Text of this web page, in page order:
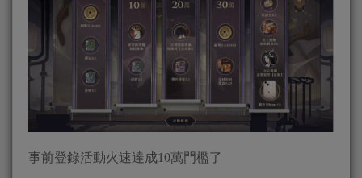
事前登錄活動火速達成10萬門檻了